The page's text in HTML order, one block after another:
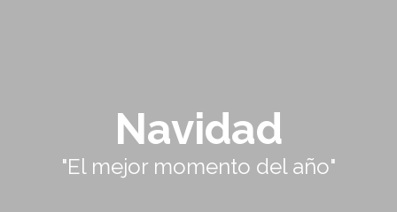
Navidad
"El mejor momento del año"